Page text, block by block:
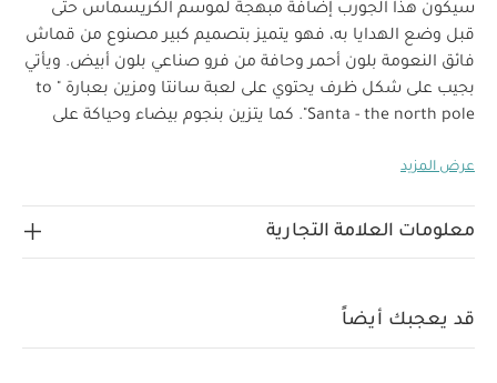
سيكون هذا الجورب إضافة مبهجة لموسم الكريسماس حتى
قبل وضع الهدايا به، فهو يتميز بتصميم كبير مصنوع من قماش
فائق النعومة بلون أحمر وحافة من فرو صناعي بلون أبيض. ويأتي
بجيب على شكل ظرف يحتوي على لعبة سانتا ومزين بعبارة " to
Santa - the north pole". كما يتزين بنجوم بيضاء وحياكة على
أحمر وتطريز 2024 بارز بلون ذهبي.
لتضفي عليه لمسة ساحرةخصائص المنتج:
جيب في الأمام
فأكثر
الأبعاد الجورب
عرض المزيد
معلومات العلامة التجارية
قد يعجبك أيضاً